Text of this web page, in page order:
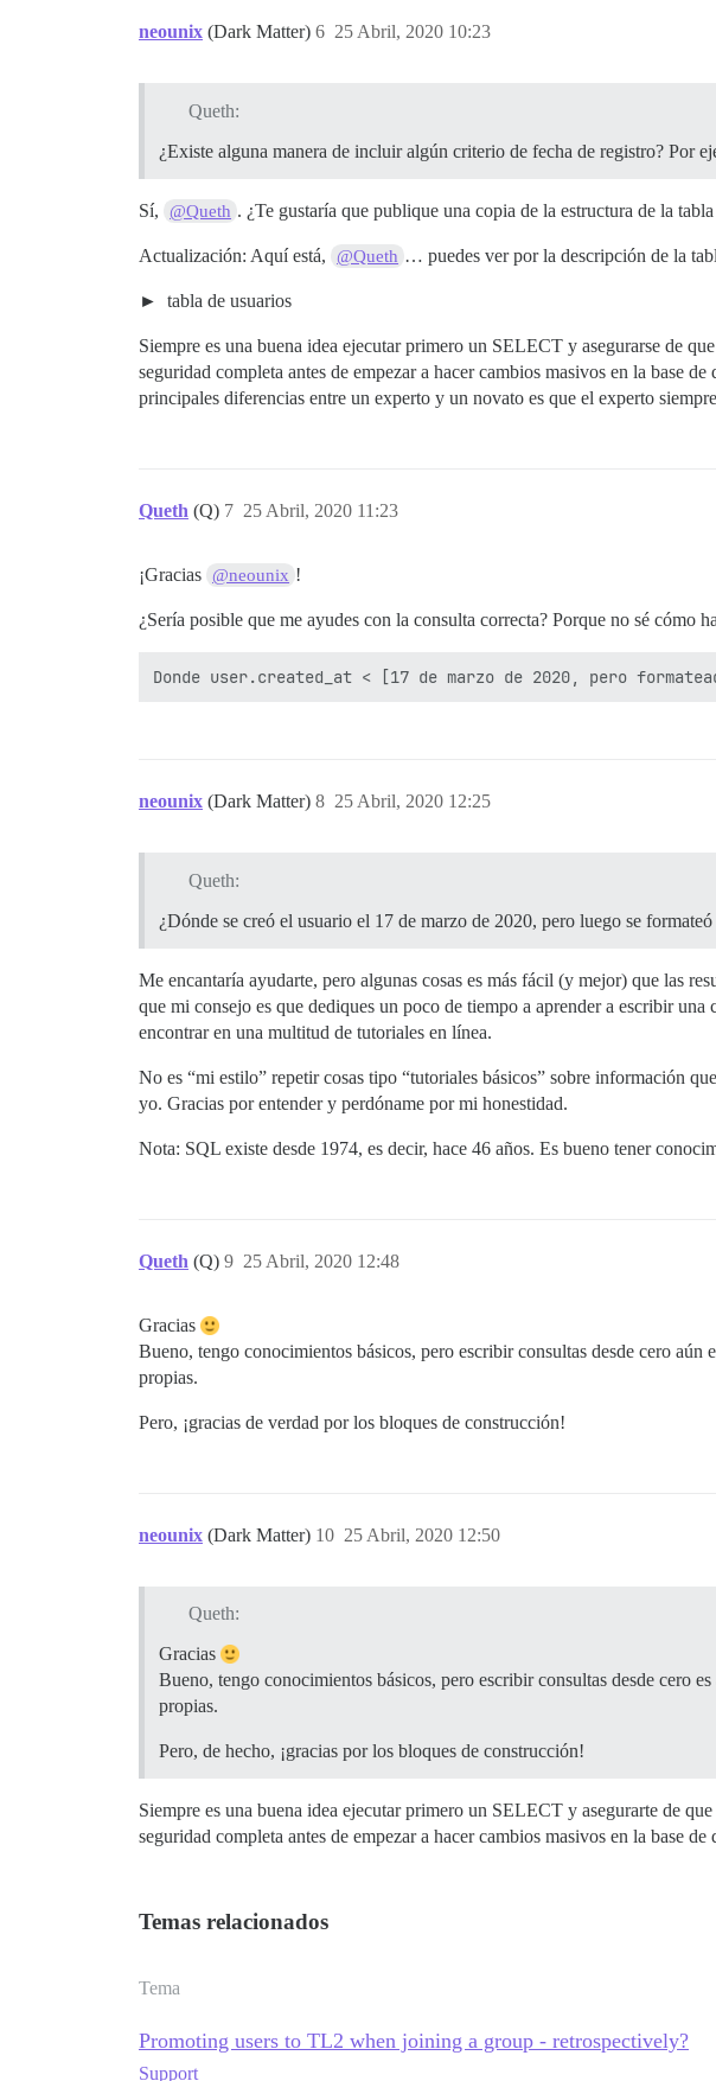
neounix (Dark Matter) 25 Abril, 2020 10:23
6
Queth:
¿Existe alguna manera de incluir algún criterio de fecha de registro? Por
Sí, @Queth . ¿Te gustaría que publique una copia de la estructura de la
Actualización: Aquí está, @Queth … puedes ver por la descripción de la
tabla de usuarios
Siempre es una buena idea ejecutar primero un SELECT y asegurarse de
seguridad completa antes de empezar a hacer cambios masivos en la base
principales diferencias entre un experto y un novato es que el experto
Queth (Q) 25 Abril, 2020 11:23
7
¡Gracias @neounix !
¿Sería posible que me ayudes con la consulta correcta? Porque no sé
neounix (Dark Matter) 25 Abril, 2020 12:25
8
Queth:
¿Dónde se creó el usuario el 17 de marzo de 2020, pero luego se
Me encantaría ayudarte, pero algunas cosas es más fácil (y mejor) que las
que mi consejo es que dediques un poco de tiempo a aprender a escribir
encontrar en una multitud de tutoriales en línea.
No es “mi estilo” repetir cosas tipo “tutoriales básicos” sobre información
yo. Gracias por entender y perdóname por mi honestidad.
Nota: SQL existe desde 1974, es decir, hace 46 años. Es bueno tener
Queth (Q) 25 Abril, 2020 12:48
9
Gracias
Bueno, tengo conocimientos básicos, pero escribir consultas desde cero
propias.
Pero, ¡gracias de verdad por los bloques de construcción!
neounix (Dark Matter) 25 Abril, 2020 12:50
10
Queth:
Gracias
Bueno, tengo conocimientos básicos, pero escribir consultas desde cero
propias.
Pero, de hecho, ¡gracias por los bloques de construcción!
Siempre es una buena idea ejecutar primero un SELECT y asegurarte de
seguridad completa antes de empezar a hacer cambios masivos en la base de
Temas relacionados
Tema
Promoting users to TL2 when joining a group - retrospectively?
Support